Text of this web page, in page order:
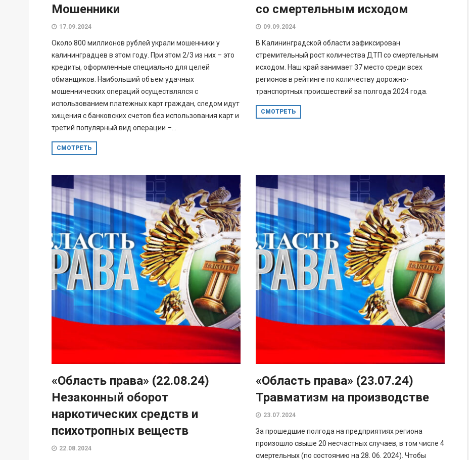
Мошенники
17.09.2024
Около 800 миллионов рублей украли мошенники у
калининградцев в этом году. При этом 2/3 из них – это
кредиты, оформленные специально для целей
обманщиков. Наибольший объем удачных
мошеннических операций осуществлялся с
использованием платежных карт граждан, следом идут
хищения с банковских счетов без использования карт и
третий популярный вид операции –...
СМОТРЕТЬ
со смертельным исходом
09.09.2024
В Калининградской области зафиксирован
стремительный рост количества ДТП со смертельным
исходом. Наш край занимает 37 место среди всех
регионов в рейтинге по количеству дорожно-
транспортных происшествий за полгода 2024 года.
СМОТРЕТЬ
«Область права» (22.08.24)
Незаконный оборот
наркотических средств и
психотропных веществ
22.08.2024
«Область права» (23.07.24)
Травматизм на производстве
23.07.2024
За прошедшие полгода на предприятиях региона
произошло свыше 20 несчастных случаев, в том числе 4
смертельных (по состоянию на 28. 06. 2024). Чтобы